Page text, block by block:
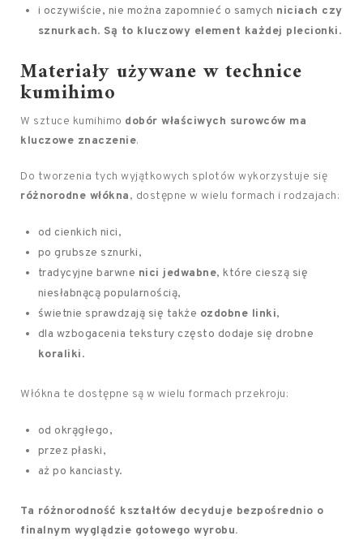
i oczywiście, nie można zapomnieć o samych niciach czy
sznurkach. Są to kluczowy element każdej plecionki.
Materiały używane w technice
kumihimo
W sztuce kumihimo dobór właściwych surowców ma
kluczowe znaczenie.
Do tworzenia tych wyjątkowych splotów wykorzystuje się
różnorodne włókna, dostępne w wielu formach i rodzajach:
od cienkich nici,
po grubsze sznurki,
tradycyjne barwne nici jedwabne, które cieszą się
niesłabnącą popularnością,
świetnie sprawdzają się także ozdobne linki,
dla wzbogacenia tekstury często dodaje się drobne
koraliki.
Włókna te dostępne są w wielu formach przekroju:
od okrągłego,
przez płaski,
aż po kanciasty.
Ta różnorodność kształtów decyduje bezpośrednio o
finalnym wyglądzie gotowego wyrobu.